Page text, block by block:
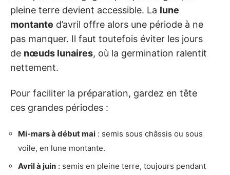
pleine terre devient accessible. La lune
montante d’avril offre alors une période à ne
pas manquer. Il faut toutefois éviter les jours
de nœuds lunaires, où la germination ralentit
nettement.
Pour faciliter la préparation, gardez en tête
ces grandes périodes :
Mi-mars à début mai : semis sous châssis ou sous
voile, en lune montante.
Avril à juin : semis en pleine terre, toujours pendant